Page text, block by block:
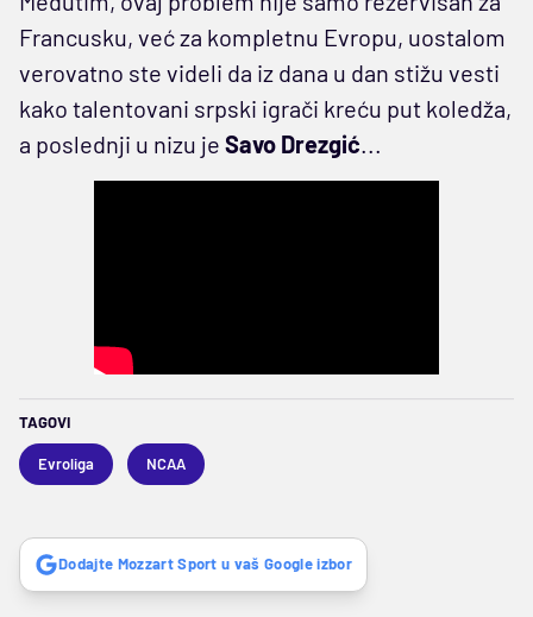
Francusku, već za kompletnu Evropu, uostalom
verovatno ste videli da iz dana u dan stižu vesti
kako talentovani srpski igrači kreću put koledža,
a poslednji u nizu je Savo Drezgić...
TAGOVI
Evroliga NCAA
Dodajte Mozzart Sport u vaš Google izbor